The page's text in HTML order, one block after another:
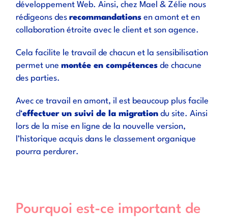
développement Web. Ainsi, chez Mael & Zélie nous
rédigeons desrecommandations en amont et en
collaboration étroite avec le client et son agence.
Cela facilite le travail de chacun et la sensibilisation
permet unemontée en compétences de chacune
des parties.
Avec ce travail en amont, il est beaucoup plus facile
d‘effectuer un suivi de la migration du site. Ainsi
lors de la mise en ligne de la nouvelle version,
l’historique acquis dans le classement organique
pourra perdurer.
Pourquoi est-ce important de